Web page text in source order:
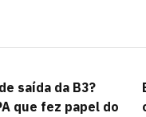
saída da B3?
que fez papel do